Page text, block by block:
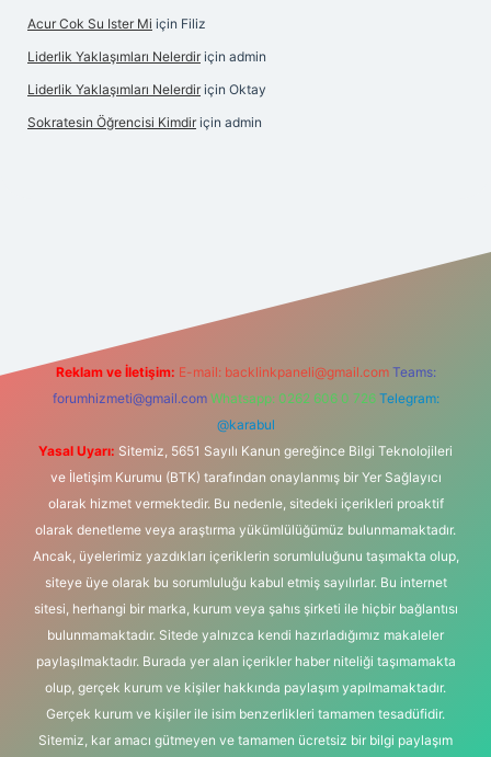
Acur Cok Su Ister Mi için Filiz
Liderlik Yaklaşımları Nelerdir için admin
Liderlik Yaklaşımları Nelerdir için Oktay
Sokratesin Öğrencisi Kimdir için admin
Reklam ve İletişim: E-mail: backlinkpaneli@gmail.com Teams:
forumhizmeti@gmail.com Whatsapp: 0262 606 0 726 Telegram:
@karabul
Yasal Uyarı: Sitemiz, 5651 Sayılı Kanun gereğince Bilgi Teknolojileri
ve İletişim Kurumu (BTK) tarafından onaylanmış bir Yer Sağlayıcı
olarak hizmet vermektedir. Bu nedenle, sitedeki içerikleri proaktif
olarak denetleme veya araştırma yükümlülüğümüz bulunmamaktadır.
Ancak, üyelerimiz yazdıkları içeriklerin sorumluluğunu taşımakta olup,
siteye üye olarak bu sorumluluğu kabul etmiş sayılırlar. Bu internet
sitesi, herhangi bir marka, kurum veya şahıs şirketi ile hiçbir bağlantısı
bulunmamaktadır. Sitede yalnızca kendi hazırladığımız makaleler
paylaşılmaktadır. Burada yer alan içerikler haber niteliği taşımamakta
olup, gerçek kurum ve kişiler hakkında paylaşım yapılmamaktadır.
Gerçek kurum ve kişiler ile isim benzerlikleri tamamen tesadüfidir.
Sitemiz, kar amacı gütmeyen ve tamamen ücretsiz bir bilgi paylaşım